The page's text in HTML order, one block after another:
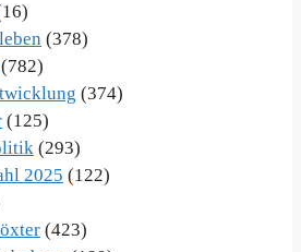
(378)
(782)
(374)
(125)
(293)
2025 (122)
(423)